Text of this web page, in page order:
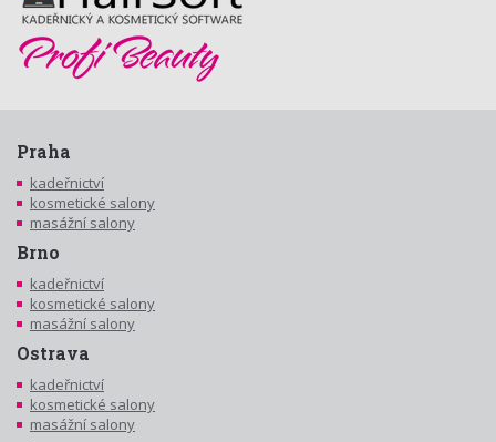
Praha
kadeřnictví
kosmetické salony
masážní salony
Brno
kadeřnictví
kosmetické salony
masážní salony
Ostrava
kadeřnictví
kosmetické salony
masážní salony